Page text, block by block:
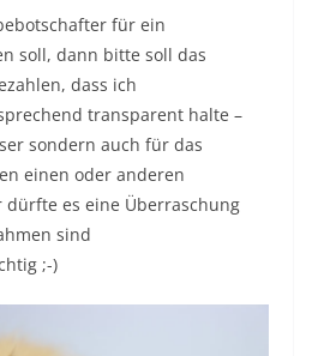
für ein
soll, dann bitte soll das
dass ich
transparent halte –
sondern auch für das
einen oder anderen
es eine Überraschung
sind
;-)